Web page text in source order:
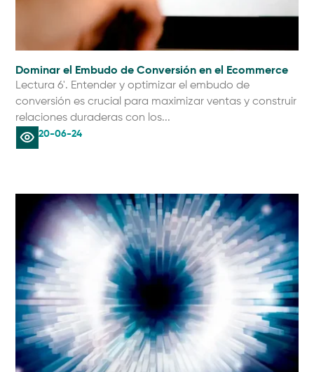
Dominar el Embudo de Conversión en el Ecommerce
Lectura 6'. Entender y optimizar el embudo de
conversión es crucial para maximizar ventas y construir
relaciones duraderas con los...
20-06-24